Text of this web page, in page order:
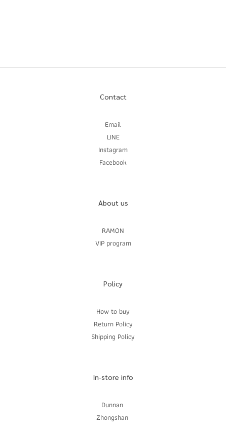
Contact
Email
LINE
Instagram
Facebook
About us
RAMON
VIP program
Policy
How to buy
Return Policy
Shipping Policy
In-store info
Dunnan
Zhongshan